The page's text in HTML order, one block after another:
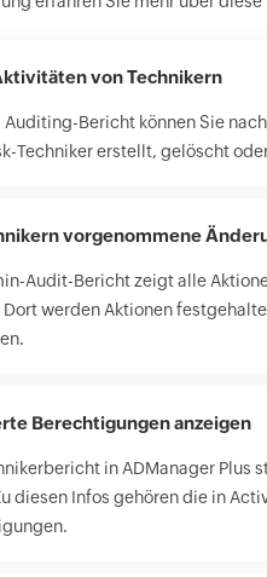
von Technikern
Auditing-Bericht können Sie
Techniker erstellt, gelöscht
vorgenommene
Audit-Bericht zeigt alle
werden Aktionen
Berechtigungen anzeigen
in ADManager Plus
diesen Infos gehören die in